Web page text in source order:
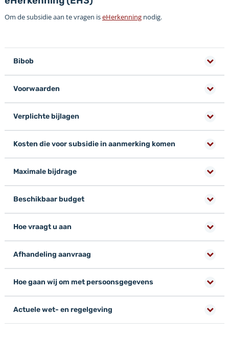
Om de subsidie aan te vragen iseHerkenningnodig.
Bibob
Voorwaarden
Verplichte bijlagen
Kosten die voor subsidie in aanmerking komen
Maximale bijdrage
Beschikbaar budget
Hoe vraagt u aan
Afhandeling aanvraag
Hoe gaan wij om met persoonsgegevens
Actuele wet- en regelgeving